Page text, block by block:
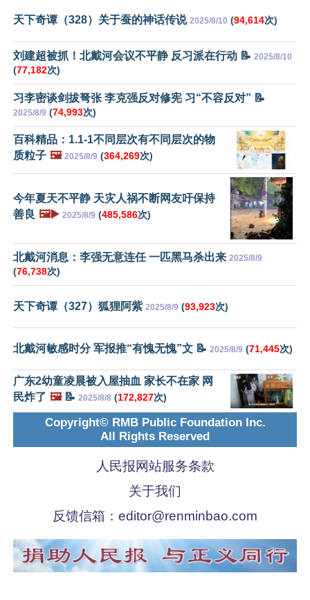
天下奇谭（328）关于蚕的神话传说 2025/8/10 (94,614次)
刘建超被抓！北戴河会议不平静 反习派在行动 📝 2025/8/10
(77,182次)
习李密谈剑拔弩张 李克强反对修宪 习“不容反对” 📝
2025/8/9 (74,993次)
百科精品：1.1-1不同层次有不同层次的物
质粒子 🖼️ 2025/8/9 (364,269次)
今年夏天不平静 天灾人祸不断网友吁保持
善良 🖼️▶️ 2025/8/9 (485,586次)
北戴河消息：李强无意连任 一匹黑马杀出来 2025/8/9
(76,738次)
天下奇谭（327）狐狸阿紫 2025/8/9 (93,923次)
北戴河敏感时分 军报推“有愧无愧”文 📝 2025/8/9 (71,445次)
广东2幼童凌晨被入屋抽血 家长不在家 网
民炸了 🖼️📝 2025/8/8 (172,827次)
Copyright© RMB Public Foundation Inc.
All Rights Reserved
人民报网站服务条款
关于我们
反馈信箱： editor@renminbao.com